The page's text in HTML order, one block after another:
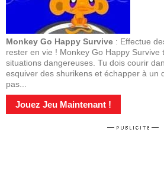
Monkey Go Happy Survive : Effectue
rester en vie ! Monkey Go Happy
situations dangereuses. Tu dois courir
esquiver des shurikens et échapper à un
pas...
Jouez Jeu Maintenant !